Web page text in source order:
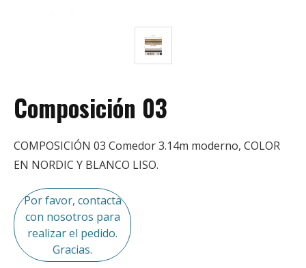
Composición 03
COMPOSICIÓN 03 Comedor 3.14m moderno, COLOR
EN NORDIC Y BLANCO LISO.
Por favor, contacta
con nosotros para
realizar el pedido.
Gracias.